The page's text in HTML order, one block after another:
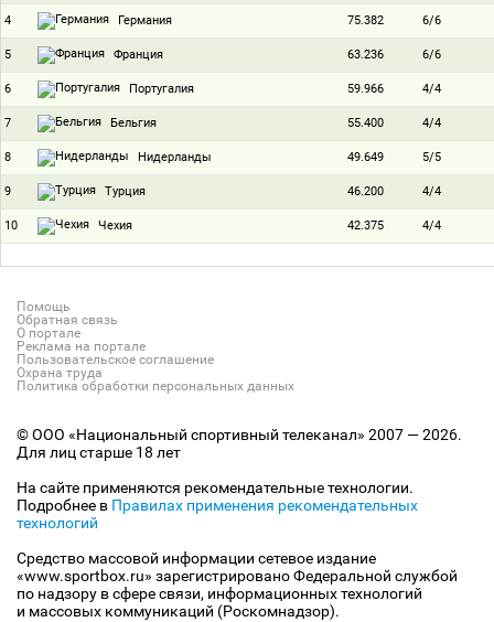
4 Германия 75.382 6/6
5 Франция 63.236 6/6
6 Португалия 59.966 4/4
7 Бельгия 55.400 4/4
8 Нидерланды 49.649 5/5
9 Турция 46.200 4/4
10 Чехия 42.375 4/4
Помощь
Обратная связь
О портале
Реклама на портале
Пользовательское соглашение
Охрана труда
Политика обработки персональных данных
© ООО «Национальный спортивный телеканал» 2007 — 2026.
Для лиц старше 18 лет
На сайте применяются рекомендательные технологии.
Подробнее в Правилах применения рекомендательных
технологий
Средство массовой информации сетевое издание
«www.sportbox.ru» зарегистрировано Федеральной службой
по надзору в сфере связи, информационных технологий
и массовых коммуникаций (Роскомнадзор).